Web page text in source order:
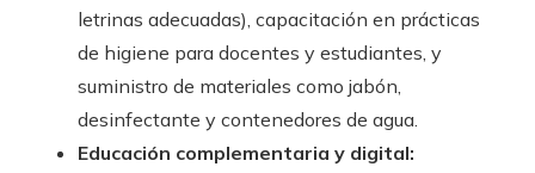
letrinas adecuadas), capacitación en prácticas
de higiene para docentes y estudiantes, y
suministro de materiales como jabón,
desinfectante y contenedores de agua.
Educación complementaria y digital: